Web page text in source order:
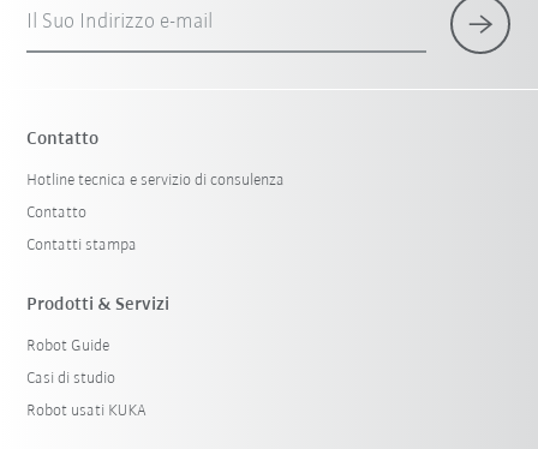
Il Suo Indirizzo e-mail
Contatto
Hotline tecnica e servizio di consulenza
Contatto
Contatti stampa
Prodotti & Servizi
Robot Guide
Casi di studio
Robot usati KUKA